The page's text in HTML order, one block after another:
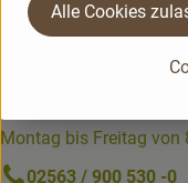
Du hast eine Frage?
Montag bis Freitag von
02563 / 900 530 -0
Alle Cookies